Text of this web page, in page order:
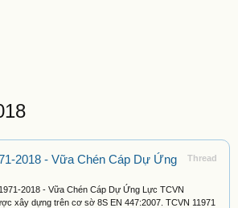
Thread
2018 - Vữa Chén Cáp Dự Ứng
2018 - Vữa Chén Cáp Dự Ứng Lực TCVN
xây dựng trên cơ sờ 8S EN 447:2007. TCVN 11971